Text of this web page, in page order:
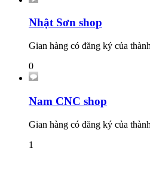
Nhật Sơn shop
Gian hàng có đăng ký của
0
Nam CNC shop
Gian hàng có đăng ký của
1